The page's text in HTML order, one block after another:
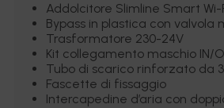
Addolcitore Slimline Smart Wi-
Bypass in plastica con
Trasformatore 230-24V
Kit collegamento maschio IN/
Tubo di scarico rinforzato da
Fascette di fissaggio
Intercapedine d’aria con